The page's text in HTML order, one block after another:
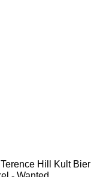
Hill Kult Bier